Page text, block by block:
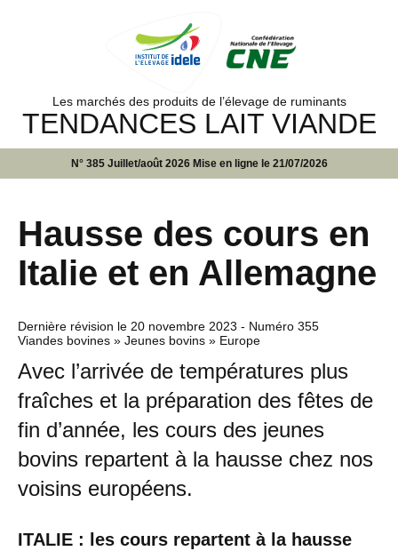
Les marchés des produits de l’élevage de ruminants
TENDANCES LAIT VIANDE
N° 385 Juillet/août 2026 Mise en ligne le 21/07/2026
Hausse des cours en
Italie et en Allemagne
Dernière révision le 20 novembre 2023 - Numéro 355
Viandes bovines » Jeunes bovins » Europe
Avec l’arrivée de températures plus
fraîches et la préparation des fêtes de
fin d’année, les cours des jeunes
bovins repartent à la hausse chez nos
voisins européens.
ITALIE : les cours repartent à la hausse